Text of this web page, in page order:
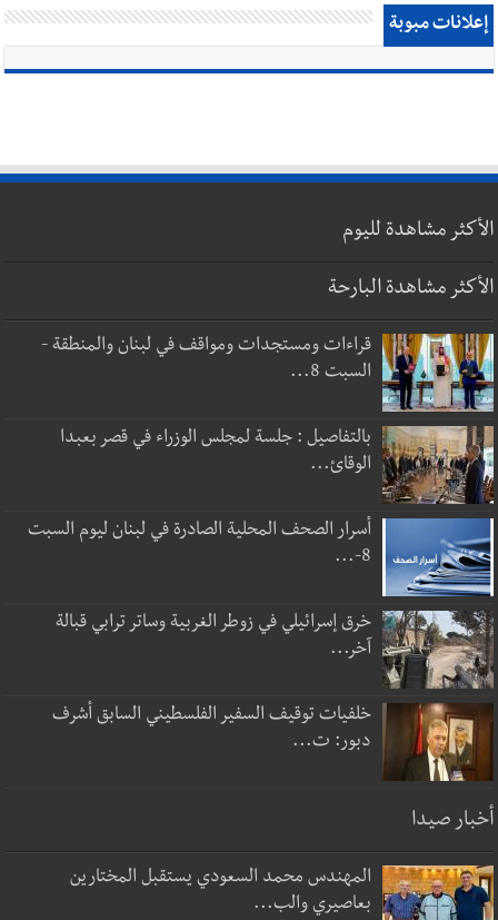
إعلانات مبوبة
الأكثر مشاهدة لليوم
الأكثر مشاهدة البارحة
قراءات ومستجدات ومواقف في لبنان والمنطقة -
السبت 8...
بالتفاصيل : جلسة لمجلس الوزراء في قصر بعبدا
الوقائ...
أسرار الصحف المحلية الصادرة في لبنان ليوم السبت
8-...
خرق إسرائيلي في زوطر الغربية وساتر ترابي قبالة
آخر...
خلفيات توقيف السفير الفلسطيني السابق أشرف
دبور: ت...
أخبار صيدا
المهندس محمد السعودي يستقبل المختارين
بعاصيري والب...